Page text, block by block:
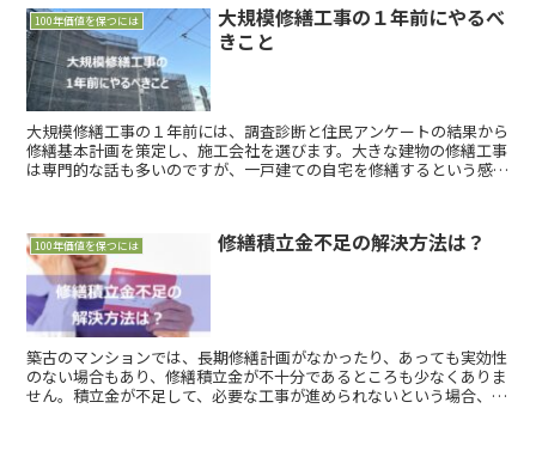
100年価値を保つには
大規模修繕工事の１年前にやるべ
きこと
大規模修繕工事の１年前には、調査診断と住民アンケートの結果から
修繕基本計画を策定し、施工会社を選びます。大きな建物の修繕工事
は専門的な話も多いのですが、一戸建ての自宅を修繕するという感覚
100年価値を保つには 修繕積立金不足の解決方法は？
築古のマンションでは、長期修繕計画がなかったり、あっても実効性
のない場合もあり、修繕積立金が不十分であるところも少なくありま
せん。積立金が不足して、必要な工事が進められないという場合、ど